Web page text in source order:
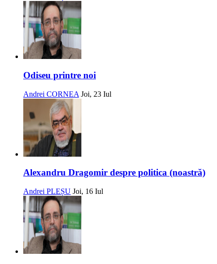
Odiseu printre noi
Andrei CORNEA Joi, 23 Iul
Alexandru Dragomir despre politica (noastră)
Andrei PLEȘU Joi, 16 Iul